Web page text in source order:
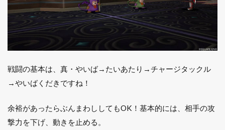
戦闘の基本は、真・やいば→たいあたり→チャージタックル
→やいばくだきですね！
余裕があったらぶんまわししてもOK！基本的には、相手の攻
撃力を下げ、動きを止める。